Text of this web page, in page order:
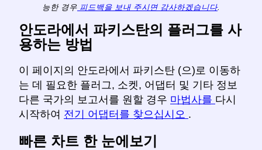
능한 경우 피드백을 보내 주시면 감사하겠습니다.
안도라에서 파키스탄의 플러그를 사
용하는 방법
이 페이지의 안도라에서 파키스탄 (으)로 이동하
는 데 필요한 플러그, 소켓, 어댑터 및 기타 정보
다른 국가의 보고서를 원할 경우 마법사를 다시
시작하여 전기 어댑터를 찾으십시오 .
빠른 차트 한 눈에보기